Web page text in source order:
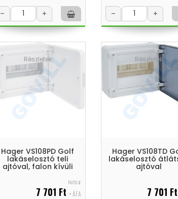
– + – +
Részletek
Hager VS108PD Golf
lakáselosztó teli
ajtóval, falon kívüli
Nettó ár
7 701 Ft + ÁFA
Részletek
Hager VS108TD
lakáselosztó
ajtóval
7 701 Ft